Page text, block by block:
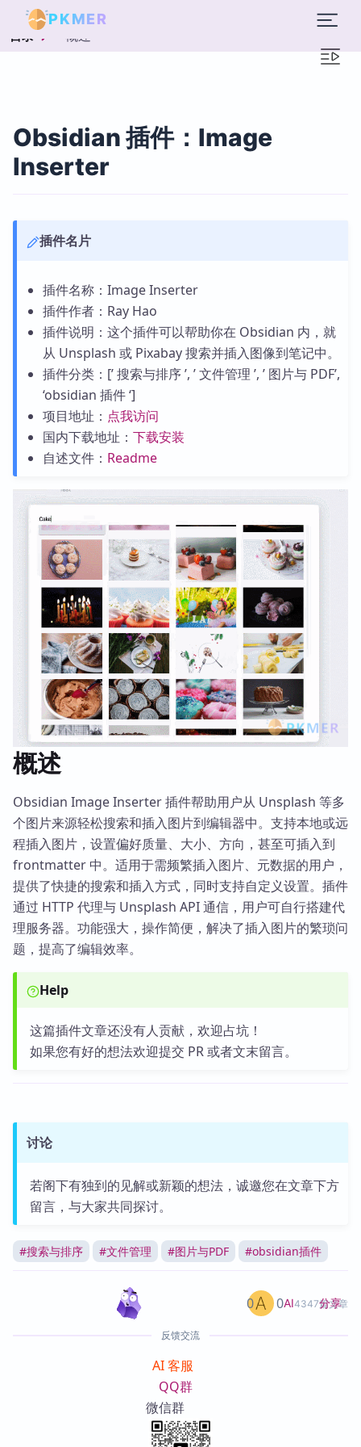
PKMER
目录 概述
Obsidian 插件：Image
Inserter
插件名片
插件名称：Image Inserter
插件作者：Ray Hao
插件说明：这个插件可以帮助你在 Obsidian 内，就
从 Unsplash 或 Pixabay 搜索并插入图像到笔记中。
插件分类：[’ 搜索与排序 ’, ’ 文件管理 ’, ’ 图片与 PDF’,
‘obsidian 插件 ‘]
项目地址： 点我访问
国内下载地址： 下载安装
自述文件： Readme
概述
Obsidian Image Inserter 插件帮助用户从 Unsplash 等多
个图片来源轻松搜索和插入图片到编辑器中。支持本地或远
程插入图片，设置偏好质量、大小、方向，甚至可插入到
frontmatter 中。适用于需频繁插入图片、元数据的用户，
提供了快捷的搜索和插入方式，同时支持自定义设置。插件
通过 HTTP 代理与 Unsplash API 通信，用户可自行搭建代
理服务器。功能强大，操作简便，解决了插入图片的繁琐问
题，提高了编辑效率。
Help
这篇插件文章还没有人贡献，欢迎占坑！
如果您有好的想法欢迎提交 PR 或者文末留言。
讨论
若阁下有独到的见解或新颖的想法，诚邀您在文章下方
留言，与大家共同探讨。
#搜索与排序 #文件管理 #图片与PDF #obsidian插件
AI4347篇文章
0 0 分享
反馈交流
AI 客服
QQ群
微信群